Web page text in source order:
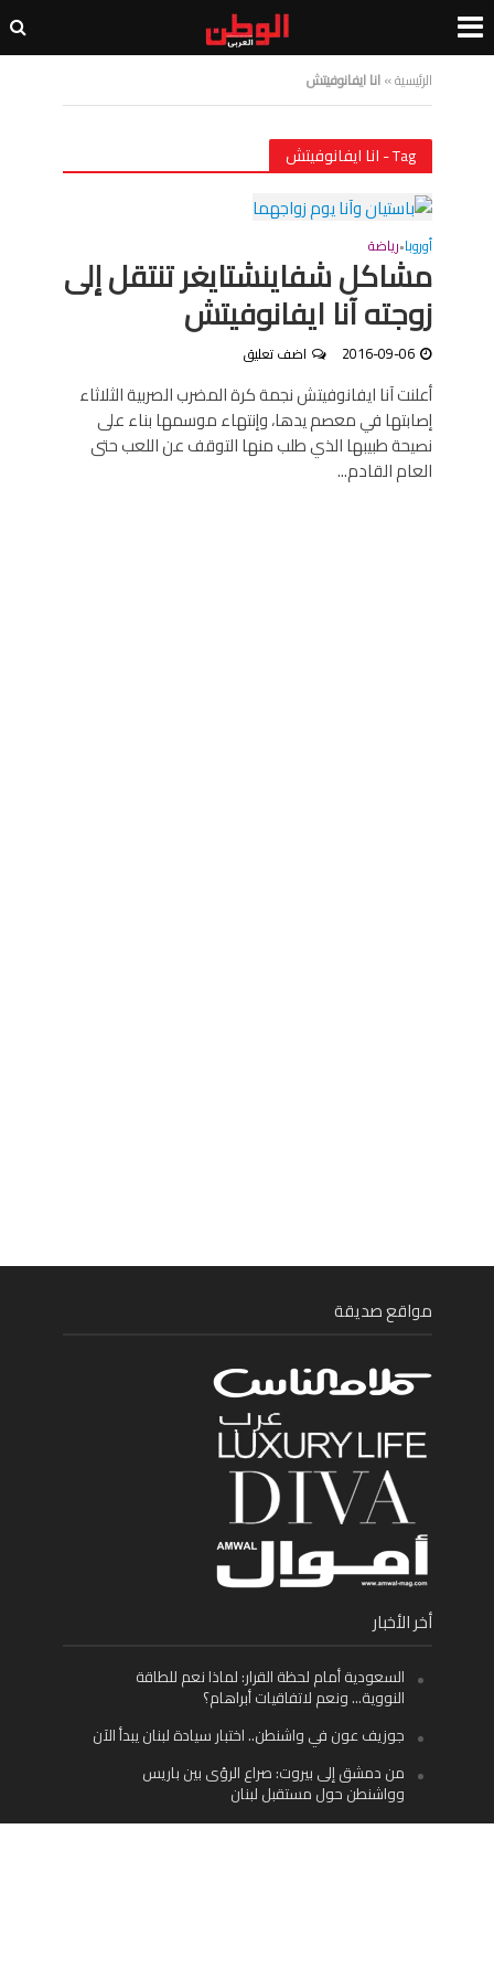
الرئيسية»انا ايفانوفيتش
Tag - انا ايفانوفيتش
أوروبا•رياضة
مشاكل شفاينشتايغر تنتقل إلى
زوجته آنا ايفانوفيتش
2016-09-06 اضف تعليق
أعلنت آنا ايفانوفيتش نجمة كرة المضرب الصربية الثلاثاء
إصابتها في معصم يدها، وإنتهاء موسمها بناء على
نصيحة طبيبها الذي طلب منها التوقف عن اللعب حتى
العام القادم...
مواقع صديقة
أخر الأخبار
السعودية أمام لحظة القرار: لماذا نعم للطاقة
النووية… ونعم لاتفاقيات أبراهام؟
جوزيف عون في واشنطن.. اختبار سيادة لبنان يبدأ الآن
من دمشق إلى بيروت: صراع الرؤى بين باريس
وواشنطن حول مستقبل لبنان
اليسار اللبناني «اليقظ» وسيادة الدولة: لماذا يُعدّ نزع